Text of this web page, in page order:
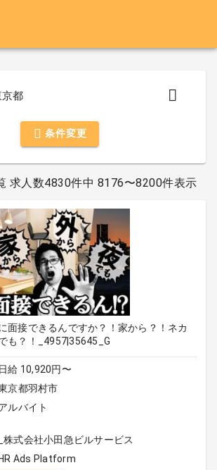
都
条件変更
求人数4830件中 8176〜8200件表示
面接できるんですか？！家から？！ネカ
も？！_4957|35645_G
日給 10,920円〜
京都羽村市
ルバイト
式会社小田急ビルサービス
HR Ads Platform